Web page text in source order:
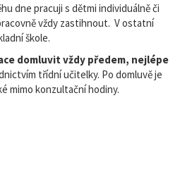
dne pracuji s dětmi individuálně či
vždy zastihnout. V ostatní
škole.
domluvit vždy předem, nejlépe
třídní učitelky. Po domluvě je
mimo konzultační hodiny.